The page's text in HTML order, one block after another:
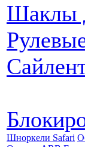
Шаклы
Шноркели Safari